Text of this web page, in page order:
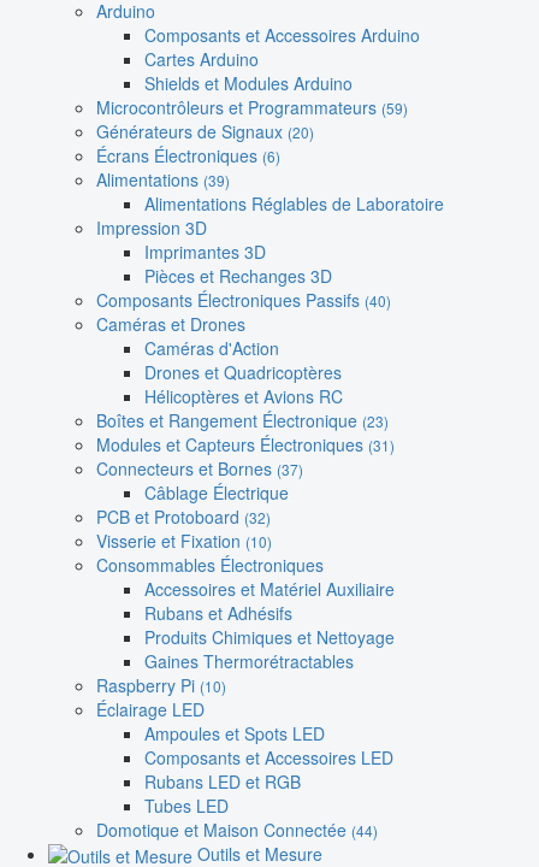
Arduino
Composants et Accessoires Arduino
Cartes Arduino
Shields et Modules Arduino
Microcontrôleurs et Programmateurs (59)
Générateurs de Signaux (20)
Écrans Électroniques (6)
Alimentations (39)
Alimentations Réglables de Laboratoire
Impression 3D
Imprimantes 3D
Pièces et Rechanges 3D
Composants Électroniques Passifs (40)
Caméras et Drones
Caméras d'Action
Drones et Quadricoptères
Hélicoptères et Avions RC
Boîtes et Rangement Électronique (23)
Modules et Capteurs Électroniques (31)
Connecteurs et Bornes (37)
Câblage Électrique
PCB et Protoboard (32)
Visserie et Fixation (10)
Consommables Électroniques
Accessoires et Matériel Auxiliaire
Rubans et Adhésifs
Produits Chimiques et Nettoyage
Gaines Thermorétractables
Raspberry Pi (10)
Éclairage LED
Ampoules et Spots LED
Composants et Accessoires LED
Rubans LED et RGB
Tubes LED
Domotique et Maison Connectée (44)
Outils et Mesure